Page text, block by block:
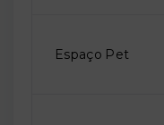
Espaço Pet